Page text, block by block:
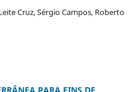
Cruz, Sérgio Campos, Roberto